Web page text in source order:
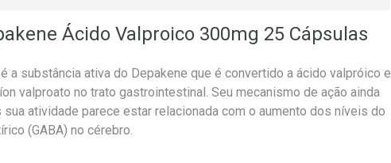
Ácido Valproico 300mg 25 Cápsulas
a substância ativa do Depakene que é convertido a ácido valpróico e
valproato no trato gastrointestinal. Seu mecanismo de ação ainda
sua atividade parece estar relacionada com o aumento dos níveis do
(GABA) no cérebro.